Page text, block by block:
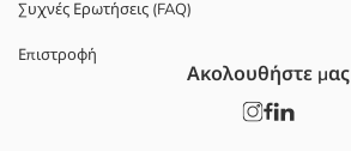
Συχνές Ερωτήσεις (FAQ)
Επιστροφή
Ακολουθήστε μας